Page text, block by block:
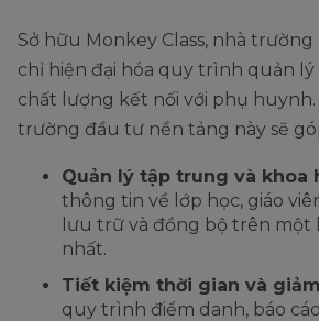
Sở hữu Monkey Class, nhà
chỉ hiện đại hóa quy trình quản lý
chất lượng kết nối với phụ huynh.
trường đầu tư nền tảng này sẽ
Quản lý tập trung và khoa
thông tin về lớp học, giáo
lưu trữ và đồng bộ trên
nhất.
Tiết kiệm thời gian và
quy trình điểm danh, báo